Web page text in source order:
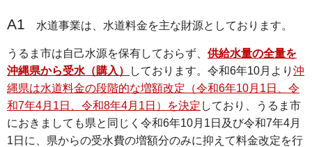
A1 水道事業は、水道料金を主な財源としております。
うるま市は自己水源を保有しておらず、 供給水量の全量を
沖縄県から受水（購入）
しております。令和6年10月より 沖
縄県は水道料金の段階的な増額改定（令和6年10月1日、令
和7年4月1日、令和8年4月1日）を決定 しており、うるま市
におきましても県と同じく令和6年10月1日及び令和7年4月
1日に、県からの受水費の増額分のみに抑えて料金改定を行